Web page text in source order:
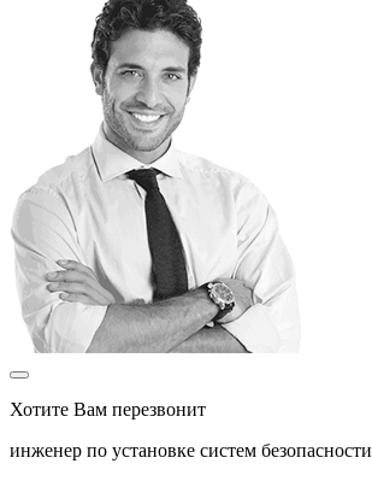
Хотите Вам перезвонит
инженер по установке систем безопасности